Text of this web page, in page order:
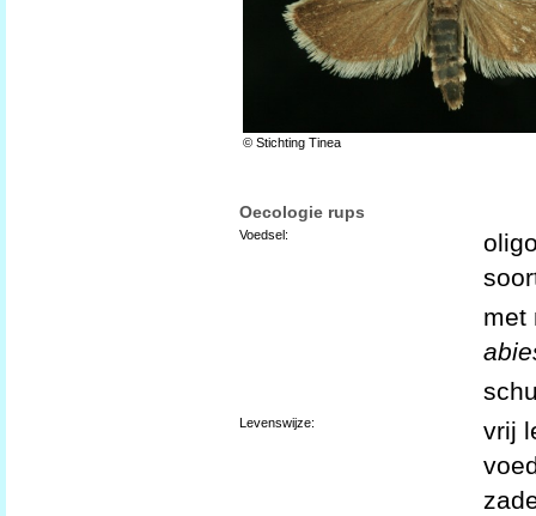
© Stichting Tinea
Oecologie rups
Voedsel:
met
Levenswijze:
vrij